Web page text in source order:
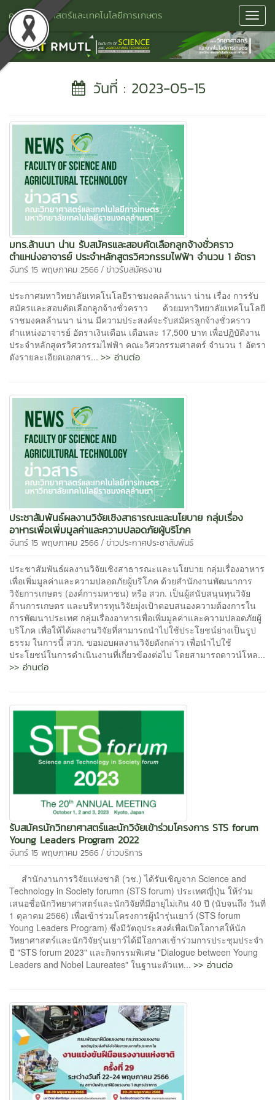
คณะวิทยาศาสตร์และเทคโนโลยีการเกษตร
วันที่ : 2023-05-15
มทร.ล้านนา น่าน รับสมัครและสอบคัดเลือกลูกจ้างชั่วคราว
ตำแหน่งอาจารย์ ประจำหลักสูตรวิศวกรรมไฟฟ้า จำนวน 1 อัตรา
จันทร์ 15 พฤษภาคม 2566 / ข่าวรับสมัครงาน
ประกาศมหาวิทยาลัยเทคโนโลยีราชมงคลล้านนา น่าน เรื่อง การรับ
สมัครและสอบคัดเลือกลูกจ้างชั่วคราว ด้วยมหาวิทยาลัยเทคโนโลยี
ราชมงคลล้านนา น่าน มีความประสงค์จะรับสมัครลูกจ้างชั่วคราว
ตำแหน่งอาจารย์ อัตราเงินเดือน เดือนละ 17,500 บาท เพื่อปฏิบัติงาน
ประจำหลักสูตรวิศวกรรมไฟฟ้า คณะวิศวกรรมศาสตร์ จำนวน 1 อัตรา
ดังรายละเอียดเอกสาร... >> อ่านต่อ
ประชาสัมพันธ์ผลงานวิจัยเชิงสาธารณะและนโยบาย กลุ่มเรื่อง
อาหารเพื่อเพิ่มมูลค่าและความปลอดภัยผู้บริโภค
จันทร์ 15 พฤษภาคม 2566 / ข่าวประกาศประชาสัมพันธ์
ประชาสัมพันธ์ผลงานวิจัยเชิงสาธารณะและนโยบาย กลุ่มเรื่องอาหาร
เพื่อเพิ่มมูลค่าและความปลอดภัยผู้บริโภค ด้วยสำนักงานพัฒนาการ
วิจัยการเกษตร (องค์การมหาชน) หรือ สวก. เป็นผู้สนับสนุนทุนวิจัย
ด้านการเกษตร และบริหารทุนวิจัยมุ่งเป้าตอบสนองความต้องการใน
การพัฒนาประเทศ กลุ่มเรื่องอาหารเพื่อเพิ่มมูลค่าและความปลอดภัยผู้
บริโภค เพื่อให้ได้ผลงานวิจัยที่สามารถนำไปใช้ประโยชน์ย่างเป็นรูป
ธรรม ในการนี้ สวก. ขอมอบผลงานวิจัยดังกล่าว เพื่อนำไปใช้
ประโยชน์ในการดำเนินงานที่เกี่ยวข้องต่อไป โดยสามารถดาวน์โหล...
>> อ่านต่อ
รับสมัครนักวิทยาศาสตร์และนักวิจัยเข้าร่วมโครงการ STS forum
Young Leaders Program 2022
จันทร์ 15 พฤษภาคม 2566 / ข่าวบริการ
สำนักงานการวิจัยแห่งชาติ (วช.) ได้รับเชิญจาก Science and
Technology in Society forumn (STS forum) ประเทศญี่ปุ่น ให้ร่วม
เสนอชื่อนักวิทยาศาสตร์และนักวิจัยที่มีอายุไม่เกิน 40 ปี (นับจนถึง วันที่
1 ตุลาคม 2566) เพื่อเข้าร่วมโครงการผู้นำรุ่นเยาว์ (STS forum
Young Leaders Program) ซึ่งมีวัตถุประสงค์เพื่อเปิดโอกาสให้นัก
วิทยาศาสตร์และนักวิจัยรุ่นเยาว์ได้มีโอกาสเข้าร่วมการประชุมประจำ
ปี "STS forum 2023" และกิจกรรมพิเศษ "Dialogue between Young
Leaders and Nobel Laureates" ในฐานะตัวแท... >> อ่านต่อ